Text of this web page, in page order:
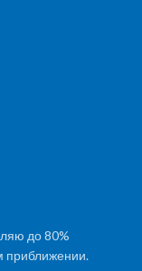
до 80%
приближении.